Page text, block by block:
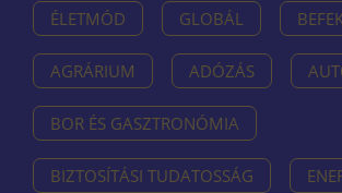
ÉLETMÓD GLOBÁL
AGRÁRIUM ADÓZÁS
BOR ÉS GASZTRONÓMIA
BIZTOSÍTÁSI TUDATOSSÁG